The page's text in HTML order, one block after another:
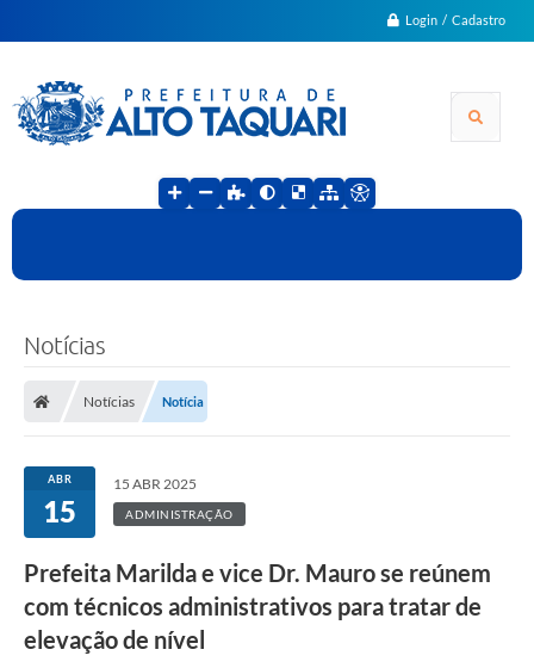
Login / Cadastro
Notícias
Notícias Notícia
ABR
15
15 ABR 2025
ADMINISTRAÇÃO
Prefeita Marilda e vice Dr. Mauro se reúnem
com técnicos administrativos para tratar de
elevação de nível